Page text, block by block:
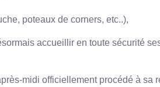
poteaux de corners, etc..),
accueillir en toute sécurité
midi officiellement procédé à sa